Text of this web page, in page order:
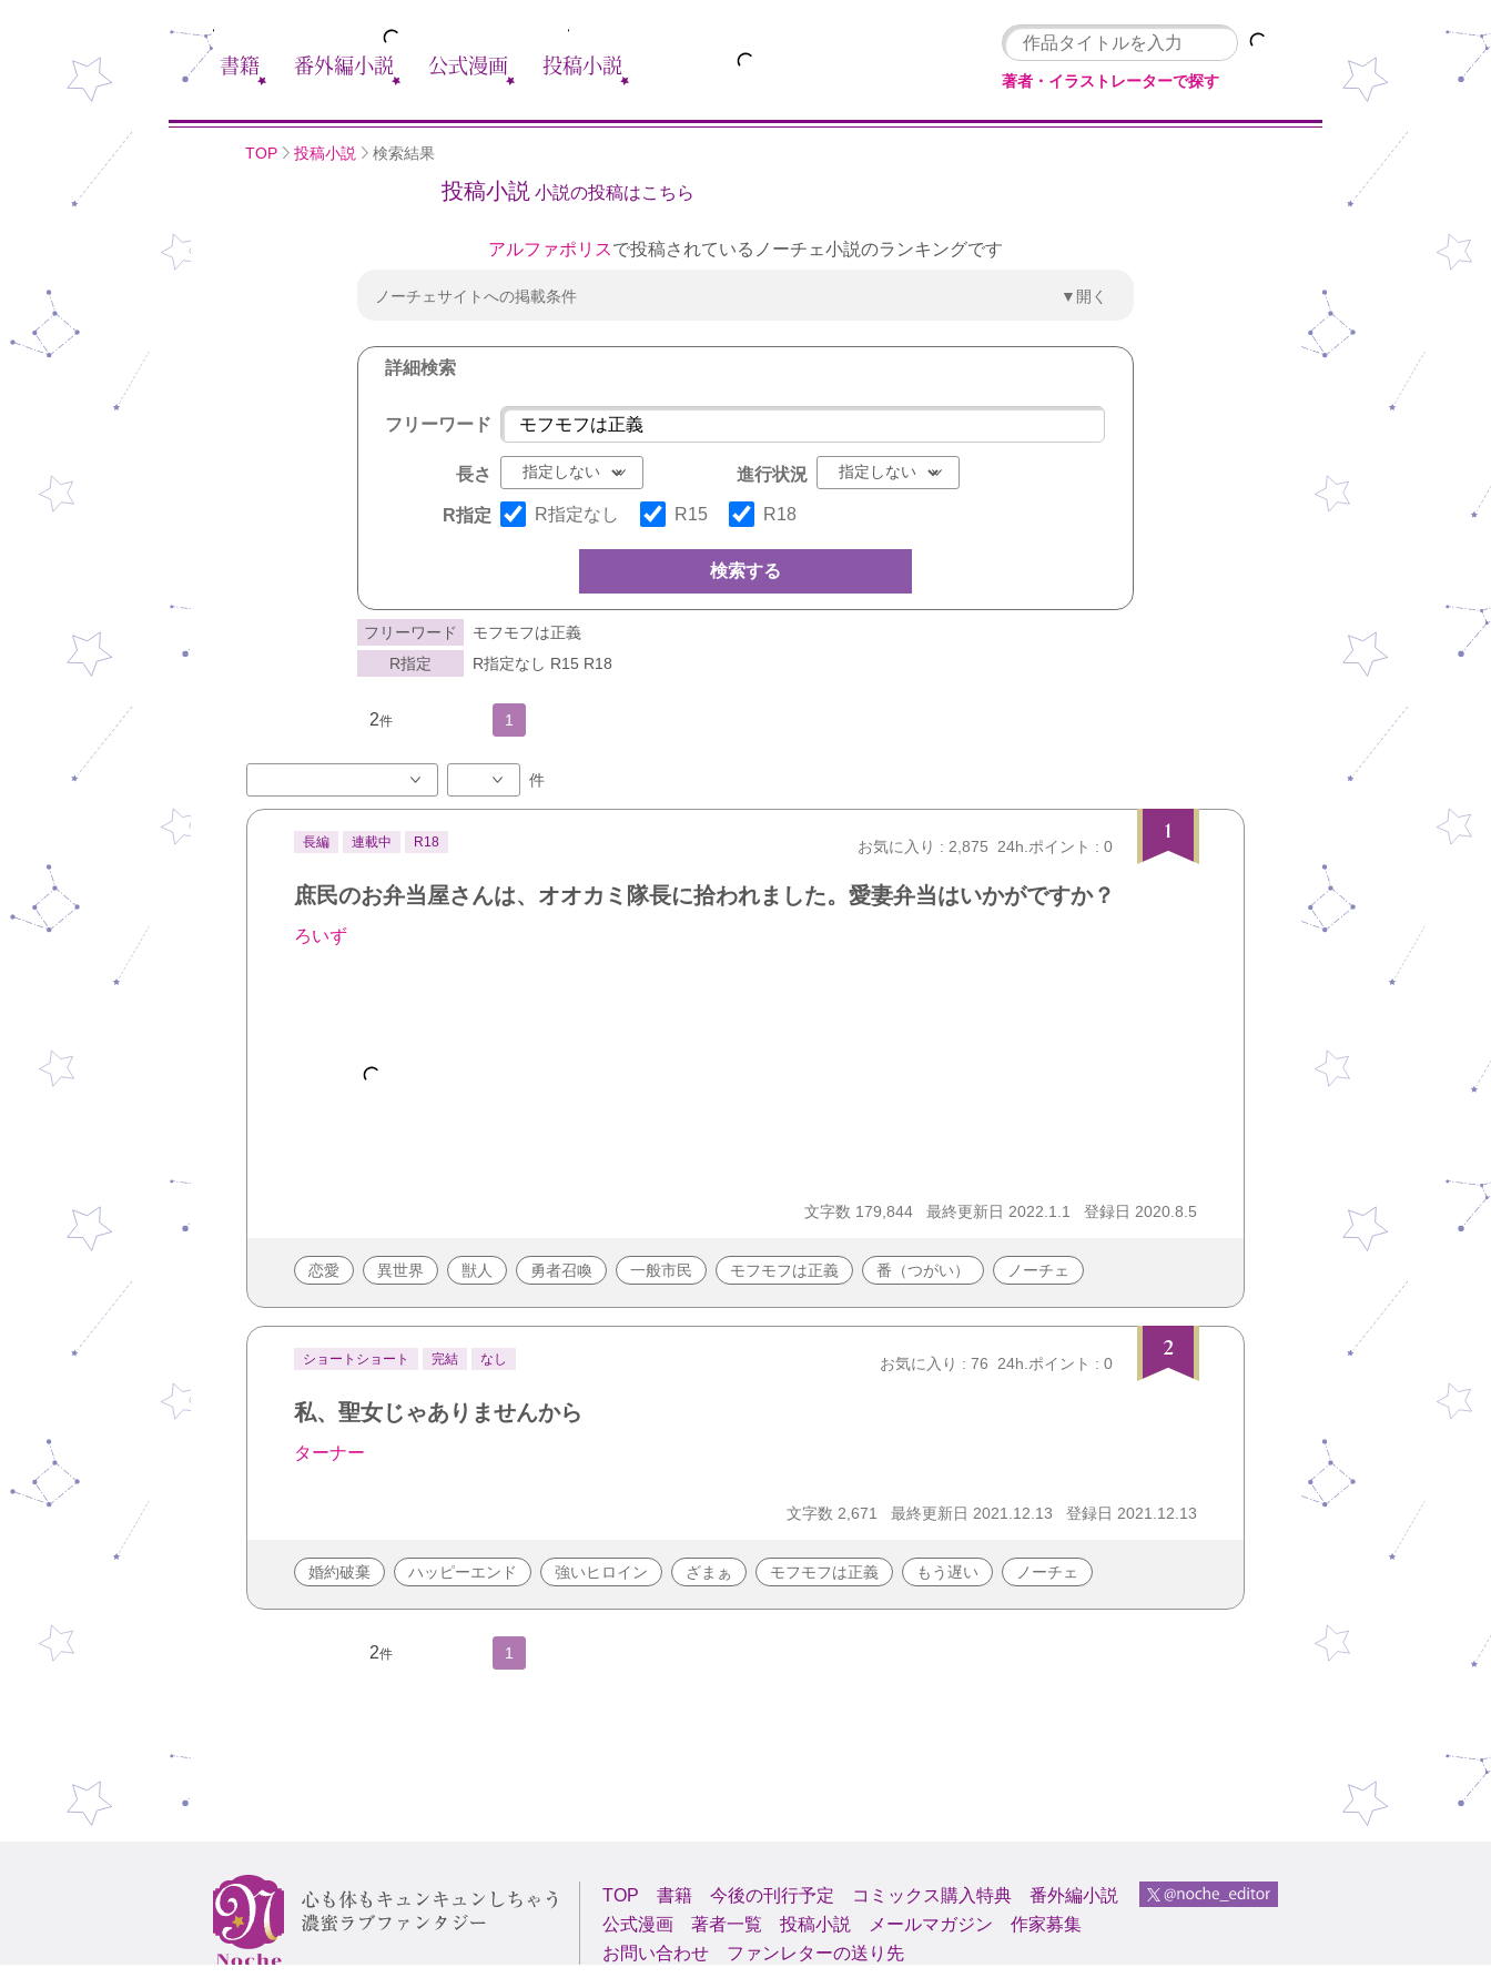
書籍 番外編小説 公式漫画 投稿小説
著者・イラストレーターで探す
TOP 投稿小説 検索結果
投稿小説 小説の投稿はこちら
アルファポリスで投稿されているノーチェ小説のランキングです
ノーチェサイトへの掲載条件 ▼開く
詳細検索
フリーワード
長さ 進行状況
R指定 R指定なし R15 R18
検索する
フリーワード
モフモフは正義
R指定
R指定なし R15 R18
2件 1
件
1
長編 連載中 R18 お気に入り : 2,875 24h.ポイント : 0
庶民のお弁当屋さんは、オオカミ隊長に拾われました。愛妻弁当はいかがですか？
ろいず
文字数 179,844 最終更新日 2022.1.1 登録日 2020.8.5
恋愛 異世界 獣人 勇者召喚 一般市民 モフモフは正義 番（つがい） ノーチェ
2
ショートショート 完結 なし お気に入り : 76 24h.ポイント : 0
私、聖女じゃありませんから
ターナー
文字数 2,671 最終更新日 2021.12.13 登録日 2021.12.13
婚約破棄 ハッピーエンド 強いヒロイン ざまぁ モフモフは正義 もう遅い ノーチェ
2件 1
TOP 書籍 今後の刊行予定 コミックス購入特典
番外編小説
公式漫画
著者一覧 投稿小説 メールマガジン
作家募集
お問い合わせ
ファンレターの送り先